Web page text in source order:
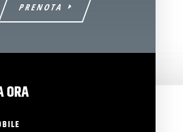
PRENOTA
ORA